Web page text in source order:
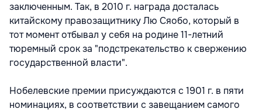
заключенным. Так, в 2010 г. награда досталась
китайскому правозащитнику Лю Сяобо, который в
тот момент отбывал у себя на родине 11-летний
тюремный срок за "подстрекательство к свержению
государственной власти".
Нобелевские премии присуждаются с 1901 г. в пяти
номинациях, в соответствии с завещанием самого